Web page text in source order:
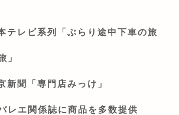
テレビ系列「ぶらり途中下車の旅
」
聞「専門店みっけ」
レエ関係誌に商品を多数提供